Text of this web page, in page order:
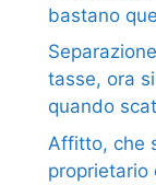
bastano
tasse, ora
quando
Affitto, che
proprietario